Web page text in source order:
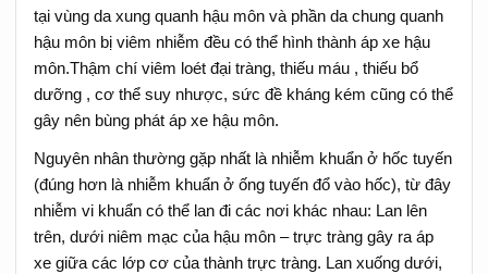
tại vùng da xung quanh hậu môn và phần da chung quanh
hậu môn bị viêm nhiễm đều có thể hình thành áp xe hậu
môn.Thậm chí viêm loét đại tràng, thiếu máu , thiếu bổ
dưỡng , cơ thể suy nhược, sức đề kháng kém cũng có thể
gây nên bùng phát áp xe hậu môn.
Nguyên nhân thường gặp nhất là nhiễm khuẩn ở hốc tuyến
(đúng hơn là nhiễm khuẩn ở ống tuyến đổ vào hốc), từ đây
nhiễm vi khuẩn có thể lan đi các nơi khác nhau: Lan lên
trên, dưới niêm mạc của hậu môn – trực tràng gây ra áp
xe giữa các lớp cơ của thành trực tràng. Lan xuống dưới,